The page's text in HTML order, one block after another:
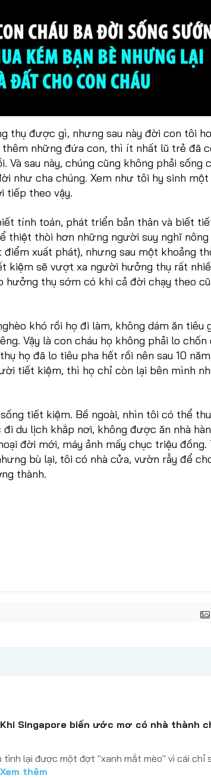
thụ được gì, nhưng sau này đời con tôi
thêm những đứa con, thì ít nhất lũ trẻ đã
Và sau này, chúng cũng không phải sống
như cha chúng. Xem như tôi hy sinh
tiếp theo vậy.
tính toán, phát triển bản thân và biết
thòi hơn những người suy nghĩ nông
xuất phát), nhưng sau một khoảng
kiệm sẽ vượt xa người hưởng thụ rất
hưởng thụ sớm có khi cả đời chạy theo
khó rồi họ đi làm, không dám ăn tiêu
Vậy là con cháu họ không phải lo chốn
họ đã lo tiêu pha hết rồi nên sau 10
tiết kiệm, thì họ chỉ còn lại bên mình
tiết kiệm. Bề ngoài, nhìn tôi có thể
du lịch khắp nơi, không được ăn nhà
đời mới, máy ảnh mấy chục triệu đồng.
bù lại, tôi có nhà cửa, vườn rẫy để
thành.
Singapore biến ước mơ có nhà thành
tình lại được một đợt "xanh mắt mèo" vì cái chỉ
Xem thêm